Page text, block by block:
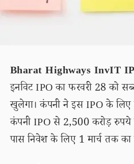
Bharat Highways InvIT
इनविट IPO का फरवरी 28 को
खुलेगा। कंपनी ने इस IPO के लिए
कंपनी IPO से 2,500 करोड़ रुपये
पास निवेश के लिए 1 मार्च तक